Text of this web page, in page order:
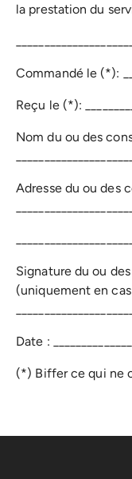
la prestation du
Commandé le (*):
Reçu le (*):
Nom du ou des
Adresse du ou des
Signature du ou
(uniquement en
Date :
(*) Biffer ce qui ne